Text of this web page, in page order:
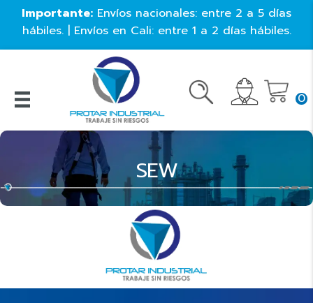
Importante: Envíos nacionales: entre 2 a 5 días
hábiles. | Envíos en Cali: entre 1 a 2 días hábiles.
0
SEW